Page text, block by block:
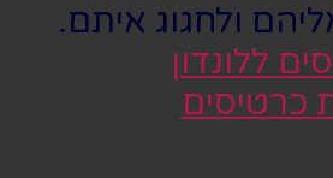
ולחגוג איתם.
ללונדון
כרטיסים